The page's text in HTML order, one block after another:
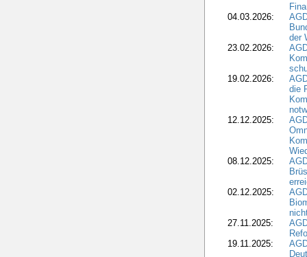
04.03.2026:
der
23.02.2026:
19.02.2026:
die
12.12.2025:
08.12.2025:
02.12.2025:
27.11.2025:
19.11.2025: